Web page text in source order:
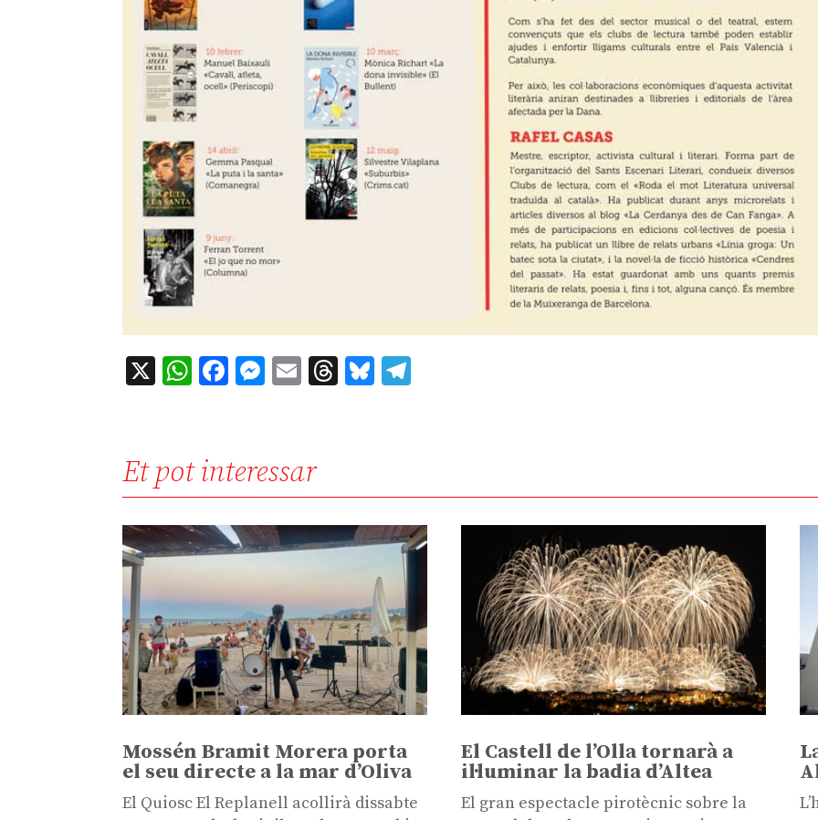
X WhatsApp
Facebook
Messenger
EmailThreads
Bluesky
Et pot interessar
Mossén Bramit Morera porta
el seu directe a la mar d’Oliva
El Quiosc El Replanell acollirà dissabte
El Castell de l’Olla tornarà a
il·luminar la badia d’Altea
El gran espectacle pirotècnic sobre la